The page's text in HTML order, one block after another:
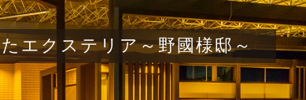
エクステリア～野國様邸～